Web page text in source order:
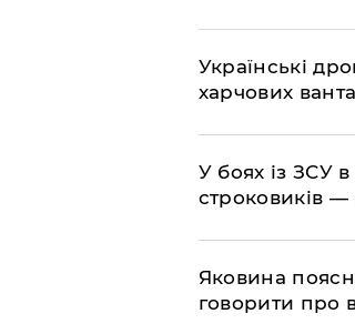
​Українські
харчових
​У боях із ЗСУ
строковиків —
​Яковина
говорити про